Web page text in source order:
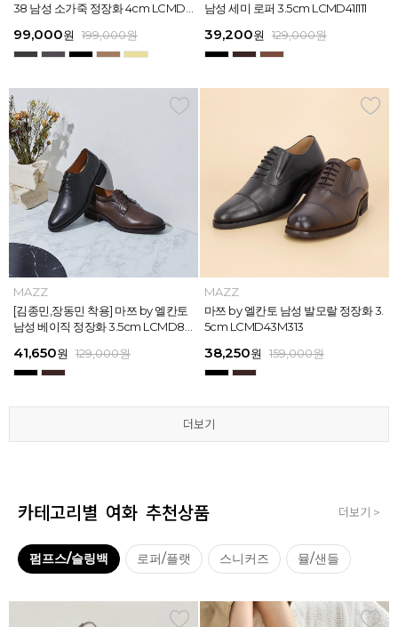
3.5cm LCMS20M413
71,400원 189,000원
칸토 남성 클래식 스니커즈 3cm LC
45,900원 129,000원
MAZZ
마쯔 by 엘칸토 남성 스트라이프 웨빙
포인트 스니커즈 3cm LCMS68M31
67,150원 179,000원
MAZZ
마쯔 by 엘칸토 남성 플레인 볼륨 컵
솔 스니커즈 3cm LCMS62M613
62,900원 179,000원
더보기
38 남성 소가죽 정장화 4cm LCMD3
99,000원 199,000원
남성 세미 로퍼 3.5cm LCMD41I111
39,200원 129,000원
MAZZ
[김종민,장동민 착용] 마쯔 by 엘칸토
남성 베이직 정장화 3.5cm LCMD80
41,650원 129,000원
MAZZ
마쯔 by 엘칸토 남성 발모랄 정장화 3.
5cm LCMD43M313
38,250원 159,000원
더보기
남성 페니 로퍼 3.5cm LCMD82I111
39,200원 129,000원
쥬얼 플렉시블 로퍼 2cm LCMC93M
38,250원 159,000원
MAZZ
마쯔 by 엘칸토 남성 오버랩 로퍼 2c
m LCMC92I126
38,250원 129,000원
MAZZ
마쯔 by 엘칸토 남성 스트랩 로퍼 2c
m LCMC91M313
39,200원 159,000원
더보기
4cm LCMF95M111
38,250원 129,000원
즈 2.4cm LCMC21M326
38,250원 129,000원
MAZZ
마쯔 by 엘칸토 남성 포인트 컴포트화
4cm LCMD11M111
41,650원 129,000원
MAZZ
마쯔 by 엘칸토 남성 캐주얼 컴포트화
4cm LCMD13M111
41,650원 129,000원
더보기
3.5cm LCMS20M413
71,400원 189,000원
칸토 남성 클래식 스니커즈 3cm LC
45,900원 129,000원
MAZZ
마쯔 by 엘칸토 남성 스트라이프 웨빙
포인트 스니커즈 3cm LCMS68M31
67,150원 179,000원
MAZZ
마쯔 by 엘칸토 남성 플레인 볼륨 컵
솔 스니커즈 3cm LCMS62M613
62,900원 179,000원
더보기
38 남성 소가죽 정장화 4cm LCMD3
99,000원 199,000원
남성 세미 로퍼 3.5cm LCMD41I111
39,200원 129,000원
MAZZ
[김종민,장동민 착용] 마쯔 by 엘칸토
남성 베이직 정장화 3.5cm LCMD80
41,650원 129,000원
MAZZ
마쯔 by 엘칸토 남성 발모랄 정장화 3.
5cm LCMD43M313
38,250원 159,000원
더보기
카테고리별 여화 추천상품 더보기 >
펌프스/슬링백 로퍼/플랫 스니커즈 뮬/샌들